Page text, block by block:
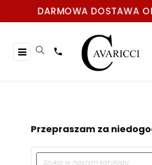
DARMOWA DOSTAWA
Toggle
navigation
☰ 
Przepraszam za